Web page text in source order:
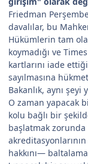
Friedman
davalılar, bu
Hükümlerin tam
koymadığı ve
kartlarını iade
sayılmasına
Bakanlık, aynı
O zaman yapacak
kolu bağlı bir
başlatmak zorunda
hakkını—